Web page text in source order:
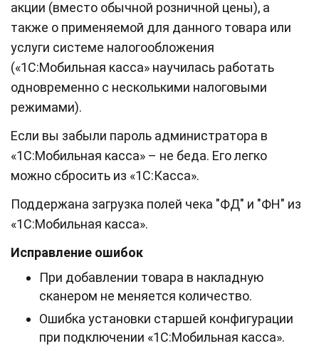
акции (вместо обычной розничной цены), а
также о применяемой для данного товара или
услуги системе налогообложения
(«1С:Мобильная касса» научилась работать
одновременно с несколькими налоговыми
режимами).
Если вы забыли пароль администратора в
«1С:Мобильная касса» – не беда. Его легко
можно сбросить из «1С:Касса».
Поддержана загрузка полей чека "ФД" и "ФН" из
«1С:Мобильная касса».
Исправление ошибок
При добавлении товара в накладную
сканером не меняется количество.
Ошибка установки старшей конфигурации
при подключении «1С:Мобильная касса».